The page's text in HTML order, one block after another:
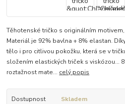
Těhotenské tričko s originálním
Materiál je 92% bavlna + 8% elastan.
tělo i pro citlivou pokožku, která se v
složením elastických triček s viskózou...
roztažnost mate... celý popis
Dostupnost
Skladem